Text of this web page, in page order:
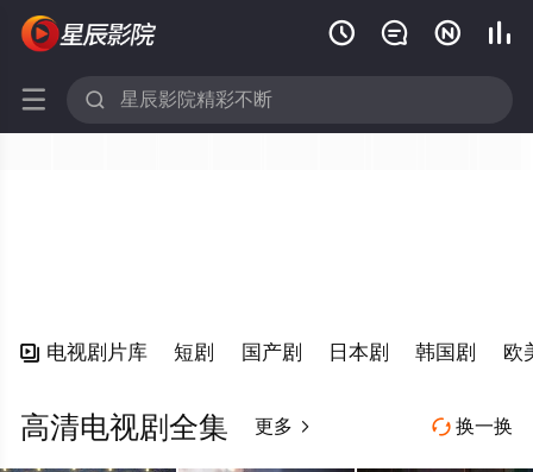
   
 
 电视剧片库 短剧 国产剧 日本剧 韩国剧 欧
 换一换
高清电视剧全集 更多 